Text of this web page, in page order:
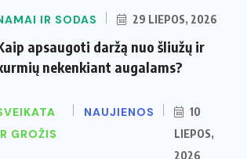
IR SODAS 29 LIEPOS, 2026
apsaugoti daržą nuo šliužų ir
nekenkiant augalams?
GROŽIS
NAUJIENOS
10
LIEPOS,
2026